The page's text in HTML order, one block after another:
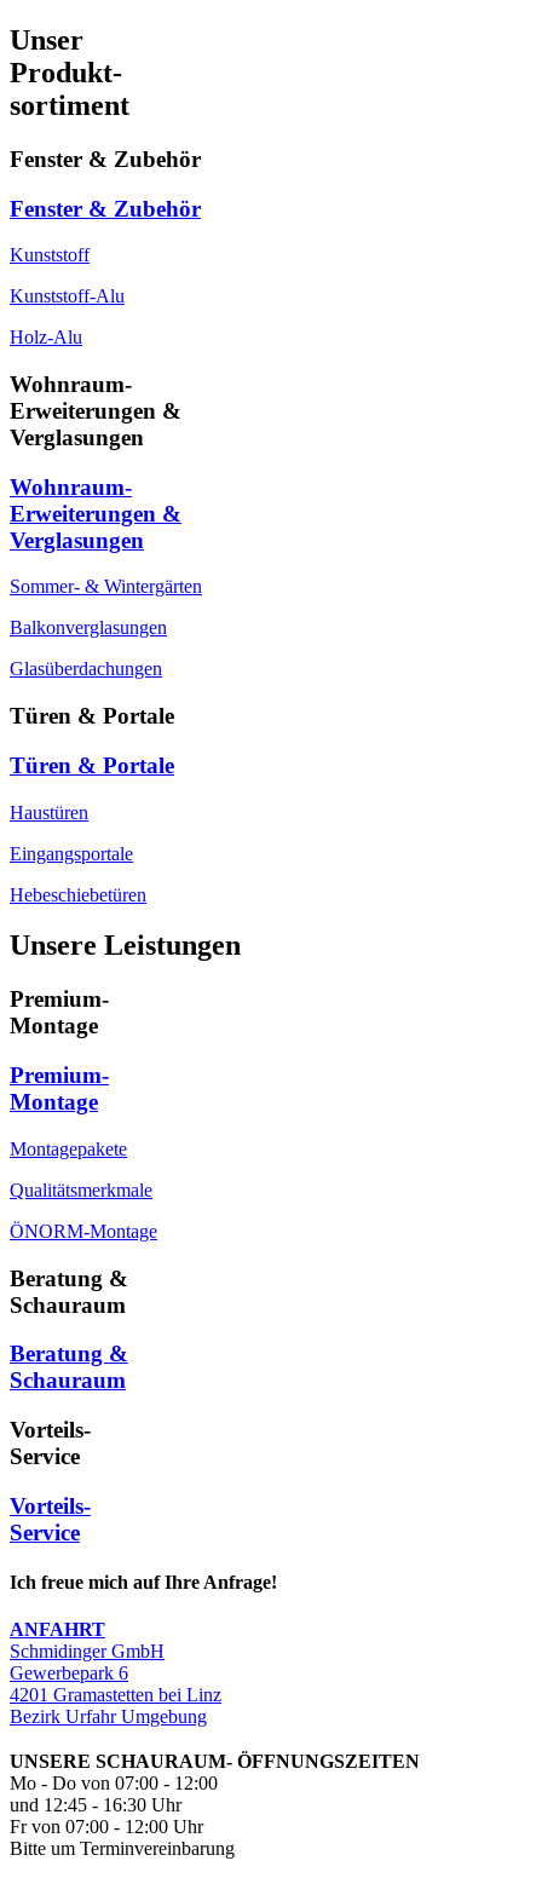
Unser
Produkt-
sortiment
Fenster & Zubehör
Fenster & Zubehör
Kunststoff
Kunststoff-Alu
Holz-Alu
Wohnraum-
Erweiterungen &
Verglasungen
Wohnraum-
Erweiterungen &
Verglasungen
Sommer- & Wintergärten
Balkonverglasungen
Glasüberdachungen
Türen & Portale
Türen & Portale
Haustüren
Eingangsportale
Hebeschiebetüren
Unsere Leistungen
Premium-
Montage
Premium-
Montage
Montagepakete
Qualitätsmerkmale
ÖNORM-Montage
Beratung &
Schauraum
Beratung &
Schauraum
Vorteils-
Service
Vorteils-
Service
Ich freue mich auf Ihre Anfrage!
ANFAHRT
Schmidinger GmbH
Gewerbepark 6
4201 Gramastetten bei Linz
Bezirk Urfahr Umgebung
UNSERE SCHAURAUM- ÖFFNUNGSZEITEN
Mo - Do von 07:00 - 12:00
und 12:45 - 16:30 Uhr
Fr von 07:00 - 12:00 Uhr
Bitte um Terminvereinbarung